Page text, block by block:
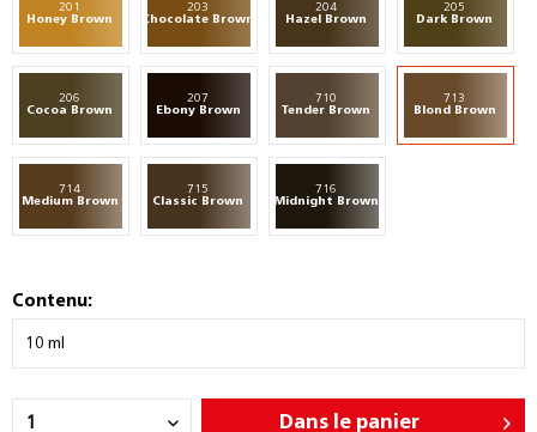
201
Honey Brown
203
Chocolate Brown
204
Hazel Brown
205
Dark Brown
206
Cocoa Brown
207
Ebony Brown
710
Tender Brown
713
Blond Brown
714
Medium Brown
715
Classic Brown
716
Midnight Brown
Contenu:
Dans le panier